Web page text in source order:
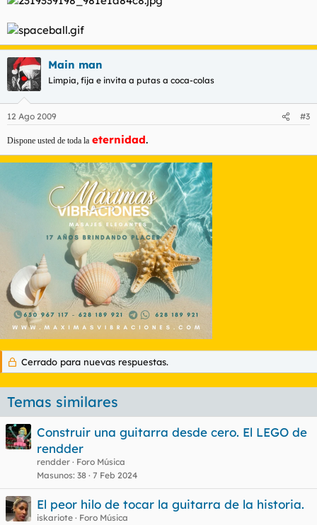
Main man
Limpia, fija e invita a putas a coca-colas
12 Ago 2009 #3
Dispone usted de toda la eternidad.
Cerrado para nuevas respuestas.
Temas similares
Construir una guitarra desde cero. El LEGO de
rendder
rendder
Foro Música
Masunos 38 7 Feb 2024
El peor hilo de tocar la guitarra de la historia.
iskariote
Foro Música